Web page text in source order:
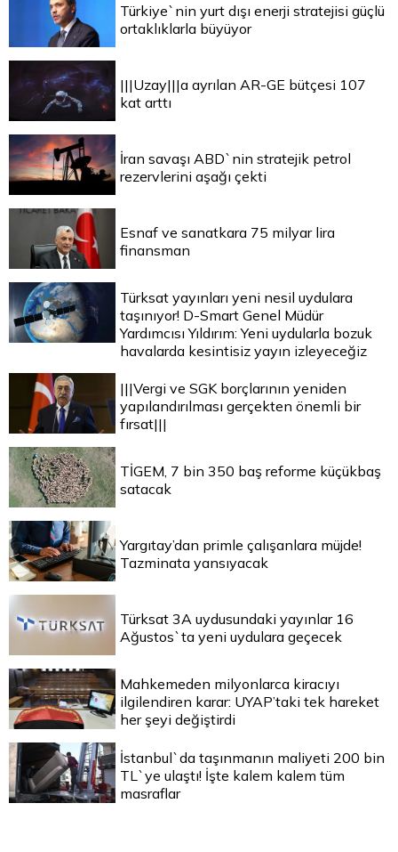
Türkiye`nin yurt dışı enerji stratejisi güçlü
ortaklıklarla büyüyor
|||Uzay|||a ayrılan AR-GE bütçesi 107
kat arttı
İran savaşı ABD`nin stratejik petrol
rezervlerini aşağı çekti
Esnaf ve sanatkara 75 milyar lira
finansman
Türksat yayınları yeni nesil uydulara
taşınıyor! D-Smart Genel Müdür
Yardımcısı Yıldırım: Yeni uydularla bozuk
havalarda kesintisiz yayın izleyeceğiz
|||Vergi ve SGK borçlarının yeniden
yapılandırılması gerçekten önemli bir
fırsat|||
TİGEM, 7 bin 350 baş reforme küçükbaş
satacak
Yargıtay’dan primle çalışanlara müjde!
Tazminata yansıyacak
Türksat 3A uydusundaki yayınlar 16
Ağustos`ta yeni uydulara geçecek
Mahkemeden milyonlarca kiracıyı
ilgilendiren karar: UYAP’taki tek hareket
her şeyi değiştirdi
İstanbul`da taşınmanın maliyeti 200 bin
TL`ye ulaştı! İşte kalem kalem tüm
masraflar